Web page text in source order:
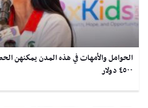
الحوامل والأمهات في هذه المدن يمكنهن
٤٥٠٠ دولار